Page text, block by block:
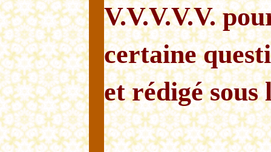
V.V.V.V.V.
certaine
et rédigé sous